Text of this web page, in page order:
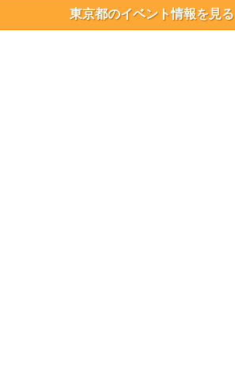
東京都のイベント情報を見る